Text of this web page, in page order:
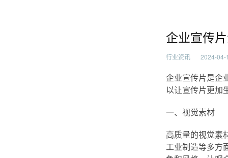
企业宣传
行业资讯 2024-04-
企业宣传片是企
以让宣传片更加
一、视觉素材
高质量的视觉素
工业制造等多方